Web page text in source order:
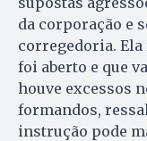
da corporação e
corregedoria.
foi aberto e que
houve excessos
formandos,
instrução pode